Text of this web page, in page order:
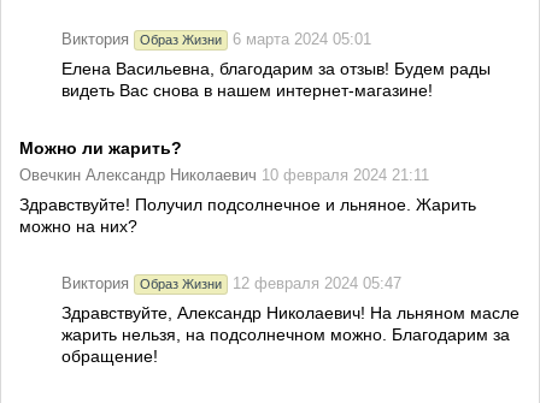
Виктория Образ Жизни 6 марта 2024 05:01
Елена Васильевна, благодарим за отзыв! Будем рады
видеть Вас снова в нашем интернет-магазине!
Можно ли жарить?
Овечкин Александр Николаевич 10 февраля 2024 21:11
Здравствуйте! Получил подсолнечное и льняное. Жарить
можно на них?
Виктория Образ Жизни 12 февраля 2024 05:47
Здравствуйте, Александр Николаевич! На льняном масле
жарить нельзя, на подсолнечном можно. Благодарим за
обращение!